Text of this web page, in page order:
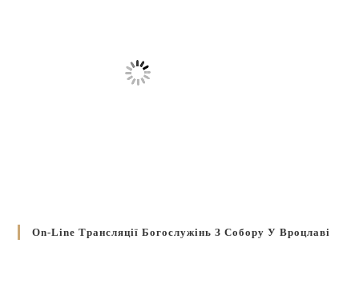
On-Line Трансляції Богослужінь З Собору У Вроцлаві